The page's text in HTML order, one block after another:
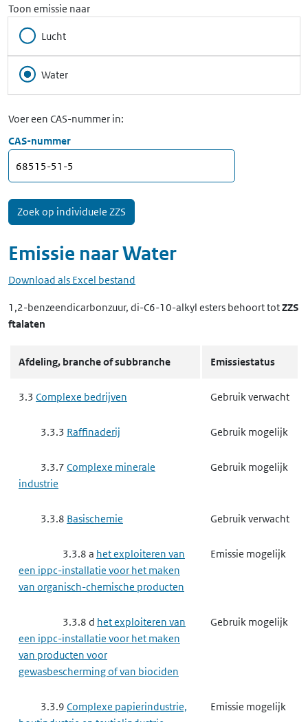
Toon emissie naar
Lucht
Water
Voer een CAS-nummer in:
CAS-nummer
Emissie naarWater
Download als Excel bestand
1,2-benzeendicarbonzuur, di-C6-10-alkyl esters behoort totZZS
ftalaten
Afdeling, branche of subbranche Emissiestatus
3.3 Complexe bedrijven Gebruik verwacht
3.3.3 Raffinaderij Gebruik mogelijk
3.3.7 Complexe minerale
industrie
Gebruik mogelijk
3.3.8 Basischemie Gebruik verwacht
3.3.8 a het exploiteren van
een ippc-installatie voor het maken
van organisch-chemische producten
Emissie mogelijk
3.3.8 d het exploiteren van
een ippc-installatie voor het maken
van producten voor
gewasbescherming of van biociden
Gebruik mogelijk
3.3.9 Complexe papierindustrie,
Emissie mogelijk